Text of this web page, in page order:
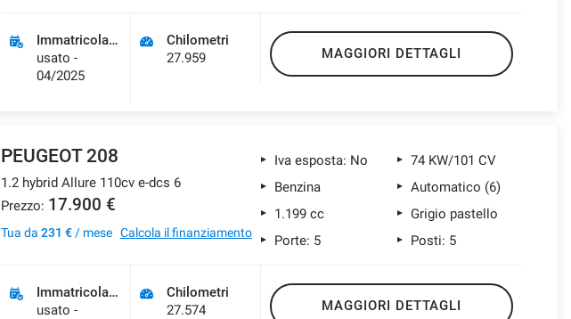
Immatricolazione
usato -
04/2025
Chilometri
27.959
MAGGIORI DETTAGLI
PEUGEOT 208
1.2 hybrid Allure 110cv e-dcs 6
Prezzo: 17.900 €
Tua da 231 €/ mese Calcola il finanziamento
Iva esposta: No
74 KW/101 CV
Benzina
Automatico (6)
1.199 cc
Grigio pastello
Porte: 5
Posti: 5
Immatricolazione
usato -
Chilometri
27.574
MAGGIORI DETTAGLI